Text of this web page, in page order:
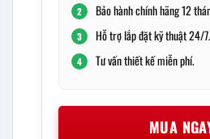
2 Bảo hành chính hãng 12
3 Hỗ trợ lắp đặt kỹ thuật 24/7.
4 Tư vấn thiết kế miễn phí.
MUA